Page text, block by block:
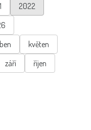
2022
květen
září
říjen